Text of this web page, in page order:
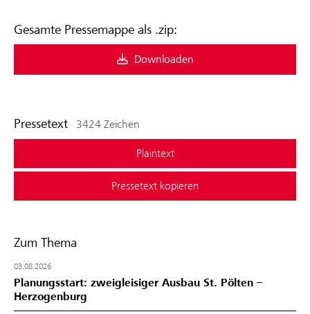
Gesamte Pressemappe als .zip:
Downloaden
Pressetext 3424 Zeichen
Plaintext
Pressetext kopieren
Zum Thema
03.08.2026
Planungsstart: zweigleisiger Ausbau St. Pölten –
Herzogenburg